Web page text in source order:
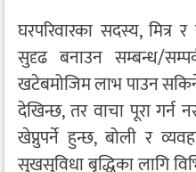
घरपरिवारका सदस्य, मित्र
सुदृढ बनाउन सम्बन्ध/
खटेबमोजिम लाभ पाउन
देखिन्छ, तर वाचा पूरा गर्न
खेप्नुपर्ने हुन्छ, बोली र
सुखसुविधा बृद्धिका लागि